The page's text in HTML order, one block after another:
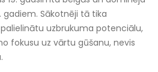
gadiem. Sākotnēji tā tika
uzbrukuma potenciālu,
fokusu uz vārtu gūšanu, nevis